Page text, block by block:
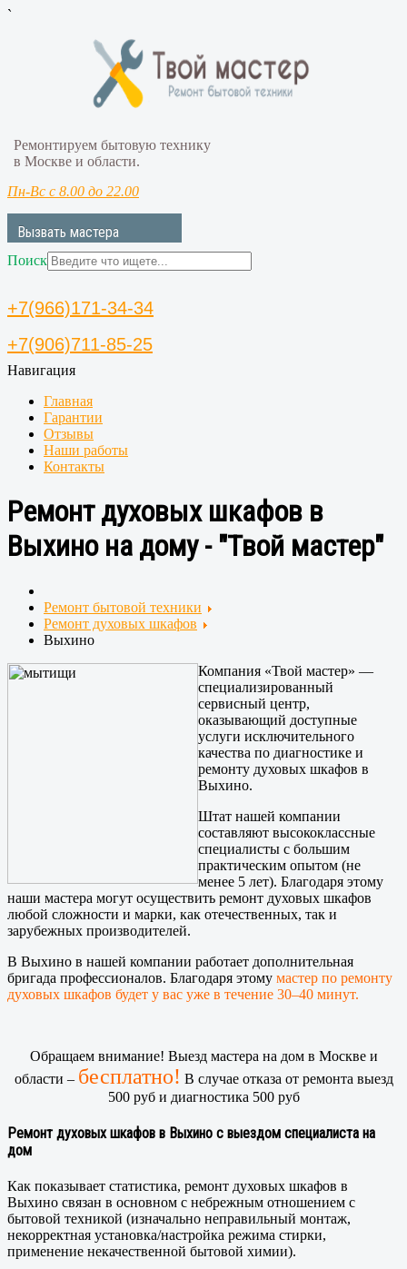
`
Ремонтируем бытовую технику
в Москве и области.
Пн-Вс с 8.00 до 22.00
Вызвать мастера
Поиск
+7(966)171-34-34
+7(906)711-85-25
Навигация
Главная
Гарантии
Отзывы
Наши работы
Контакты
Ремонт духовых шкафов в
Выхино на дому - "Твой мастер"
Ремонт бытовой техники
Ремонт духовых шкафов
Выхино
Компания «Твой мастер» —
специализированный
сервисный центр,
оказывающий доступные
услуги исключительного
качества по диагностике и
ремонту духовых шкафов в
Выхино.
Штат нашей компании
составляют высококлассные
специалисты с большим
практическим опытом (не
менее 5 лет). Благодаря этому
наши мастера могут осуществить ремонт духовых шкафов
любой сложности и марки, как отечественных, так и
зарубежных производителей.
В Выхино в нашей компании работает дополнительная
бригада профессионалов. Благодаря этому мастер по ремонту
духовых шкафов будет у вас уже в течение 30–40 минут.
Обращаем внимание! Выезд мастера на дом в Москве и
области – бесплатно! В случае отказа от ремонта выезд
500 руб и диагностика 500 руб
Ремонт духовых шкафов в Выхино с выездом специалиста на
дом
Как показывает статистика, ремонт духовых шкафов в
Выхино связан в основном с небрежным отношением с
бытовой техникой (изначально неправильный монтаж,
некорректная установка/настройка режима стирки,
применение некачественной бытовой химии).